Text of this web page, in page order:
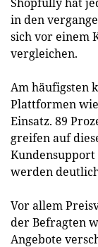
in den
sich vor einem
vergleichen.
Am häufigsten
Plattformen
Einsatz. 89
greifen auf
werden
Vor allem
der Befragten
Angebote